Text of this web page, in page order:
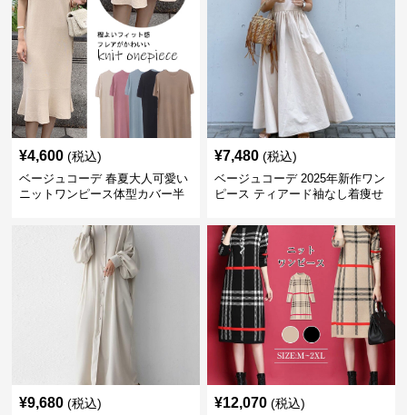
¥4,600 (税込)
ベージュコーデ 春夏大人可愛い
ニットワンピース体型カバー半
¥7,480 (税込)
ベージュコーデ 2025年新作ワン
ピース ティアード袖なし着痩せ
¥9,680 (税込) ¥12,070 (税込)